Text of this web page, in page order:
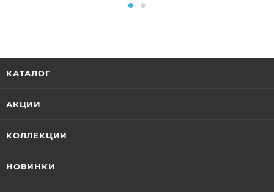
КАТАЛОГ
АКЦИИ
КОЛЛЕКЦИИ
НОВИНКИ